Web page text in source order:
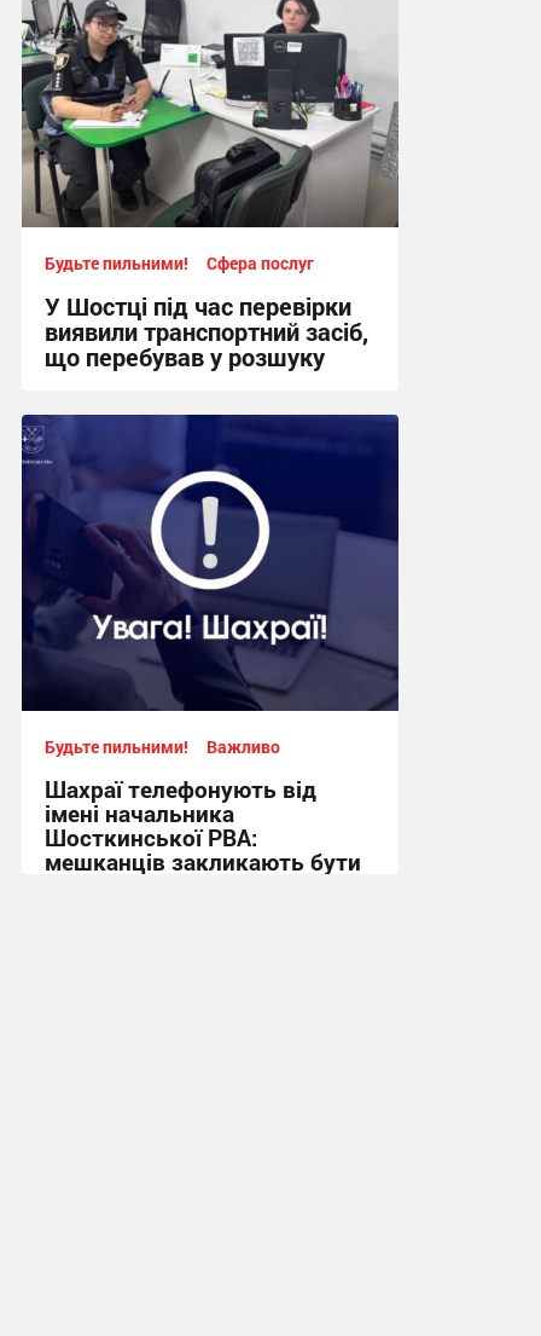
Будьте пильними! Сфера послуг
У Шостці під час перевірки
виявили транспортний засіб,
що перебував у розшуку
Будьте пильними! Важливо
Шахраї телефонують від
імені начальника
Шосткинської РВА:
мешканців закликають бути